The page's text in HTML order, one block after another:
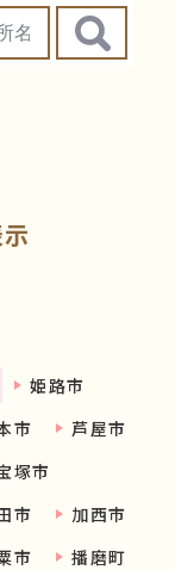
姫路市
市
芦屋市
塚市
市
加西市
市
播磨町